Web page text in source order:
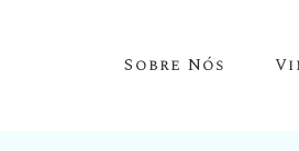
Sobre Nós